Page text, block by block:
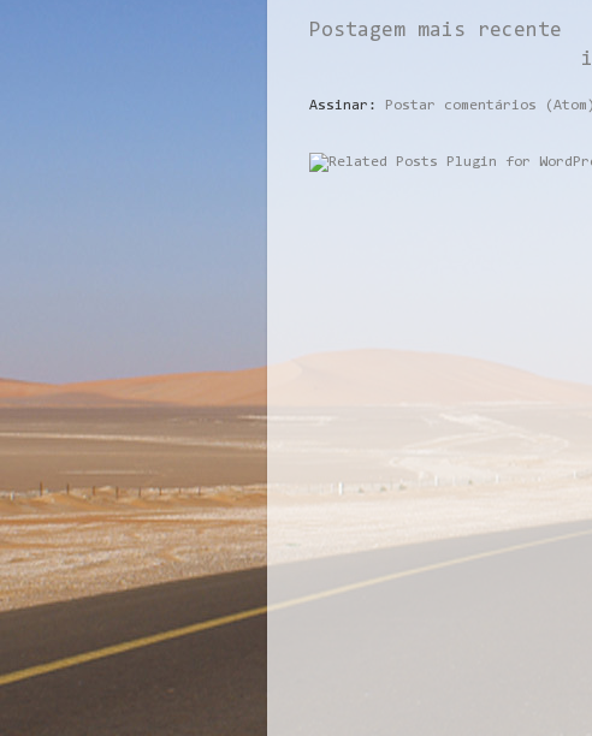
Postagem mais recente
Assinar: Postar comentários (Atom)